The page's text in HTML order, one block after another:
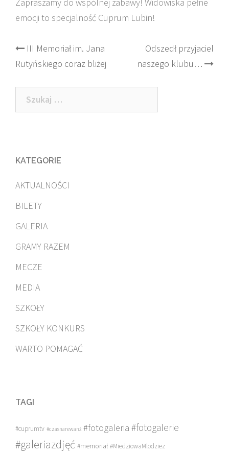
emocji to specjalność Cuprum Lubin!
Post
navigation
III Memoriał im. Jana
Rutyńskiego coraz bliżej
Odszedł przyjaciel
naszego klubu…
Szukaj:
KATEGORIE
AKTUALNOŚCI
BILETY
GALERIA
GRAMY RAZEM
MECZE
MEDIA
SZKOŁY
SZKOŁY KONKURS
WARTO POMAGAĆ
TAGI
#cuprumtv #czasnarewanż #fotogaleria #fotogalerie
#galeriazdjęć #memoriał #MiedziowaMlodziez